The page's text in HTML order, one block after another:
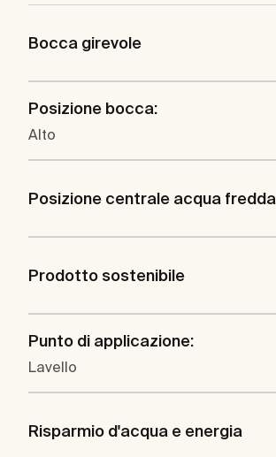
Bocca girevole
Posizione bocca:
Alto
Posizione centrale acqua fredda
Prodotto sostenibile
Punto di applicazione:
Lavello
Risparmio d'acqua e energia